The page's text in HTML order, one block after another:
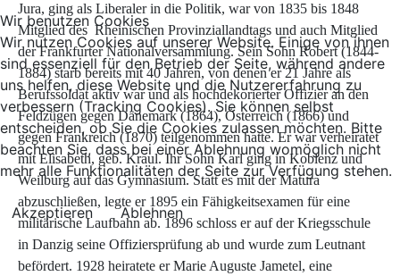
Jura, ging als Liberaler in die Politik, war von 1835 bis 1848
Mitglied des Rheinischen Provinziallandtags und auch Mitglied
der Frankfurter Nationalversammlung. Sein Sohn Robert (1844-
1884) starb bereits mit 40 Jahren, von denen er 21 Jahre als
Berufssoldat aktiv war und als hochdekorierter Offizier an den
Feldzügen gegen Dänemark (1864), Österreich (1866) und
gegen Frankreich (1870) teilgenommen hatte. Er war verheiratet
mit Elisabeth, geb. Kraul. Ihr Sohn Karl ging in Koblenz und
Weilburg auf das Gymnasium. Statt es mit der Matura
abzuschließen, legte er 1895 ein Fähigkeitsexamen für eine
militärische Laufbahn ab. 1896 schloss er auf der Kriegsschule
in Danzig seine Offiziersprüfung ab und wurde zum Leutnant
befördert. 1928 heiratete er Marie Auguste Jametel, eine
Wir benutzen Cookies
Wir nutzen Cookies auf unserer Website. Einige von ihnen
sind essenziell für den Betrieb der Seite, während andere
uns helfen, diese Website und die Nutzererfahrung zu
verbessern (Tracking Cookies). Sie können selbst
entscheiden, ob Sie die Cookies zulassen möchten. Bitte
beachten Sie, dass bei einer Ablehnung womöglich nicht
mehr alle Funktionalitäten der Seite zur Verfügung stehen.
Akzeptieren Ablehnen